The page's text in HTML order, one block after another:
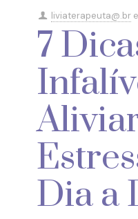
liviaterapeuta@.br
7
Dia a